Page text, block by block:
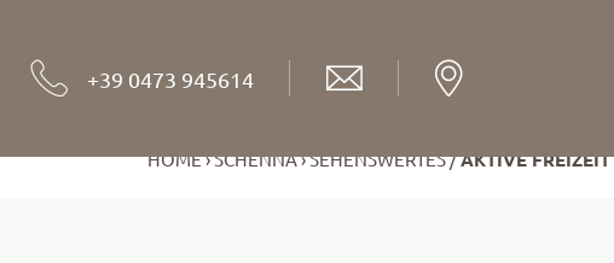
+39 0473 945614
HOME SCHENNA SEHENSWERTES AKTIVE FREIZEIT